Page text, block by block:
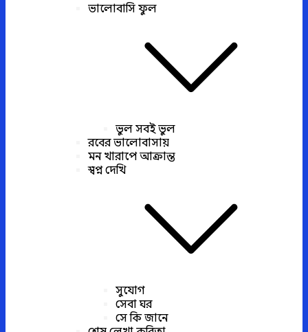
ভালোবাসি ফুল
ভুল সবই ভুল
রবের ভালোবাসায়
মন খারাপে আক্রান্ত
স্বপ্ন দেখি
সুযোগ
সেবা ঘর
সে কি জানে